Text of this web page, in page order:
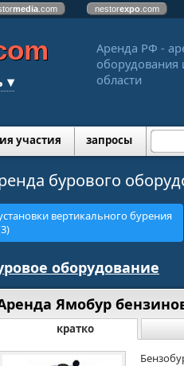
media .com nestorexpo .com
▾
Аренда РФ -
оборудования
области
участия запросы
бурового
вертикального бурения
оборудование
Ямобур
кратко